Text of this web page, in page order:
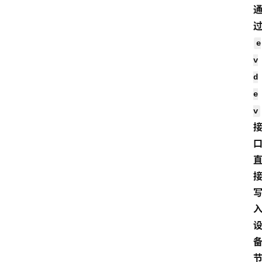
通
过
e
v
d
e
v
接
口
直
接
写
入
设
备
节